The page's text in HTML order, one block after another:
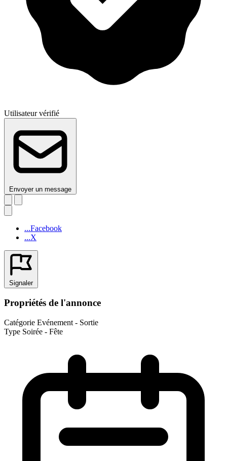
Utilisateur vérifié
Envoyer un message
...Facebook
...X
Signaler
Propriétés de l'annonce
Catégorie Evénement - Sortie
Type Soirée - Fête